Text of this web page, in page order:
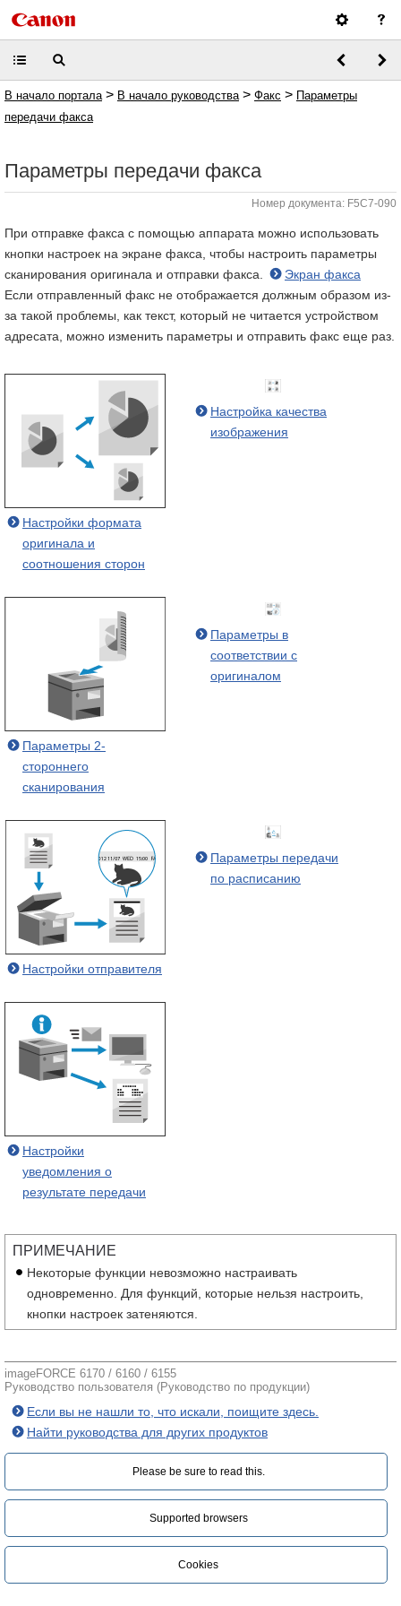
В начало портала > В начало руководства > Факс > Параметры
передачи факса
Параметры передачи факса
Номер документа: F5C7-090
При отправке факса с помощью аппарата можно использовать
кнопки настроек на экране факса, чтобы настроить параметры
сканирования оригинала и отправки факса.
Экран факса
Если отправленный факс не отображается должным образом из-
за такой проблемы, как текст, который не читается устройством
адресата, можно изменить параметры и отправить факс еще раз.
Настройки формата
оригинала и
соотношения сторон
Настройка качества
изображения
Параметры 2-
стороннего
сканирования
Параметры в
соответствии с
оригиналом
Настройки отправителя
Параметры передачи
по расписанию
Настройки
уведомления о
результате передачи
ПРИМЕЧАНИЕ
Некоторые функции невозможно настраивать
одновременно. Для функций, которые нельзя настроить,
кнопки настроек затеняются.
imageFORCE 6170 / 6160 / 6155
Руководство пользователя (Руководство по продукции)
Если вы не нашли то, что искали, поищите здесь.
Найти руководства для других продуктов
Please be sure to read this.‎
Supported browsers
Cookies